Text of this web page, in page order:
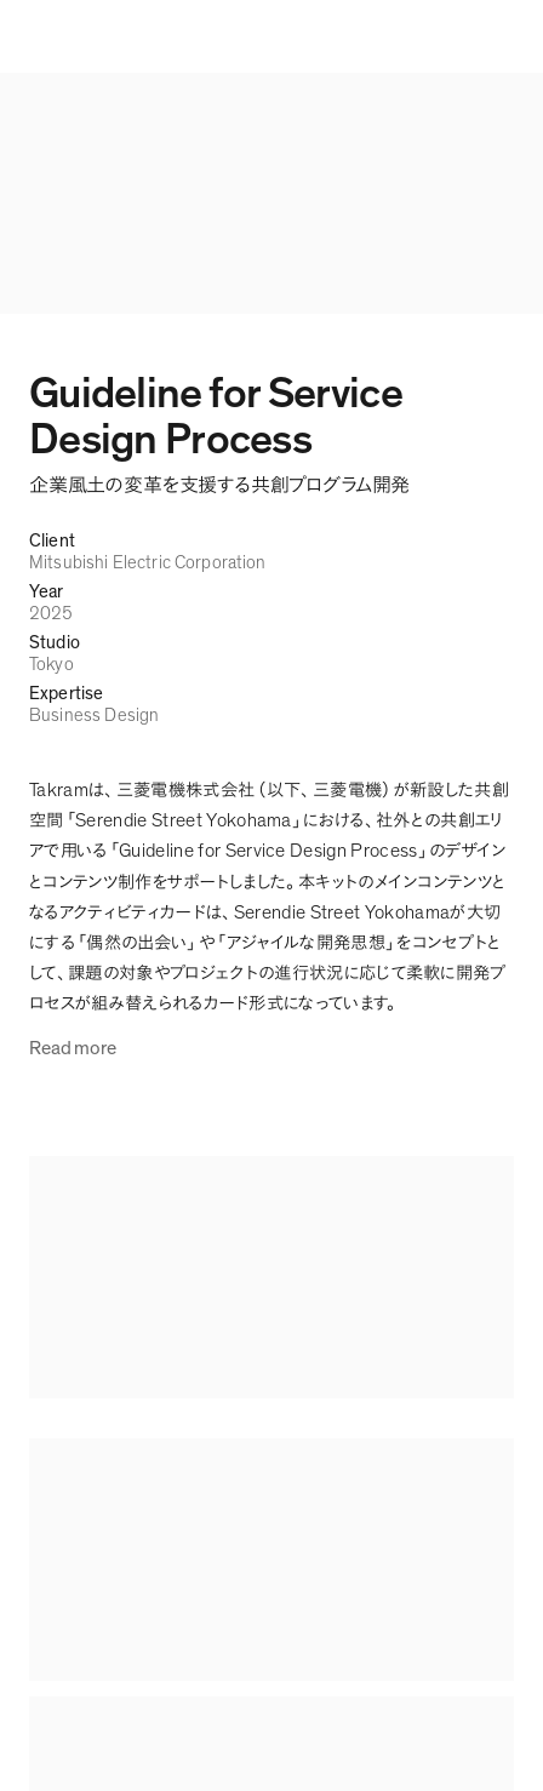
Guideline for Service
Design Process
企業風土の変革を支援する共創プログラム開発
Client
Mitsubishi Electric Corporation
Year
2025
Studio
Tokyo
Expertise
Business Design
Takramは、 三菱電機株式会社 （ 以下 、 三菱電機） が新設した共創
空間 「Serendie Street Yokohama 」 における 、 社外との共創エリ
アで用いる 「Guideline for Service Design Process 」 のデザイン
とコンテンツ制作をサポートしました。 本キットのメインコンテンツと
なるアクティビティカードは、 Serendie Street Yokohamaが大切
にする 「偶然の出会い 」 や 「 アジャイルな開発思想 」 をコンセプトと
して、 課題の対象やプロジェクトの進行状況に応じて柔軟に開発プ
ロセスが組み替えられるカード形式になっています。
Read more